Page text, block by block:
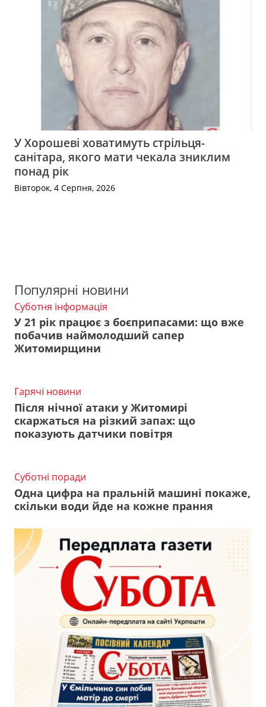
У Хорошеві ховатимуть стрільця-
санітара, якого мати чекала зниклим
понад рік
Вівторок, 4 Серпня, 2026
Популярні новини
Суботня інформація
У 21 рік працює з боєприпасами: що вже
побачив наймолодший сапер
Житомирщини
Гарячі новини
Після нічної атаки у Житомирі
скаржаться на різкий запах: що
показують датчики повітря
Суботні поради
Одна цифра на пральній машині покаже,
скільки води йде на кожне прання